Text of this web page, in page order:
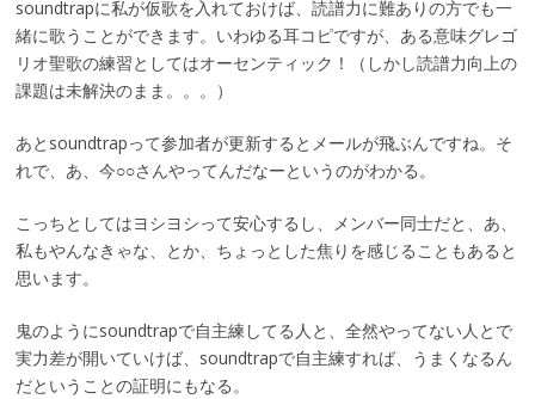
soundtrapに私が仮歌を入れておけば、読譜力に難ありの方でも一
緒に歌うことができます。いわゆる耳コピですが、ある意味グレゴ
リオ聖歌の練習としてはオーセンティック！（しかし読譜力向上の
課題は未解決のまま。。。）
あとsoundtrapって参加者が更新するとメールが飛ぶんですね。そ
れで、あ、今○○さんやってんだなーというのがわかる。
こっちとしてはヨシヨシって安心するし、メンバー同士だと、あ、
私もやんなきゃな、とか、ちょっとした焦りを感じることもあると
思います。
鬼のようにsoundtrapで自主練してる人と、全然やってない人とで
実力差が開いていけば、soundtrapで自主練すれば、うまくなるん
だということの証明にもなる。